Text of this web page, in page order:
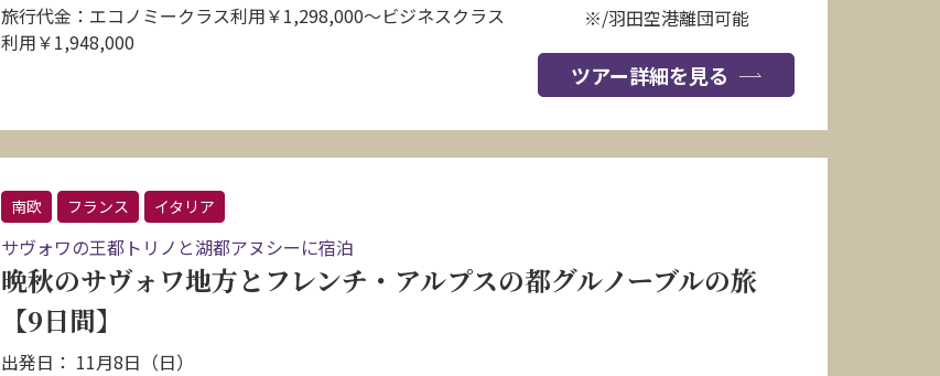
旅行代金：エコノミークラス利用￥1,298,000～ビジネスクラス
利用￥1,948,000
※/羽田空港離団可能
ツアー詳細を見る
南欧 フランス イタリア
サヴォワの王都トリノと湖都アヌシーに宿泊
晩秋のサヴォワ地方とフレンチ・アルプスの都グルノーブルの旅
【9日間】
出発日： 11月8日（日）